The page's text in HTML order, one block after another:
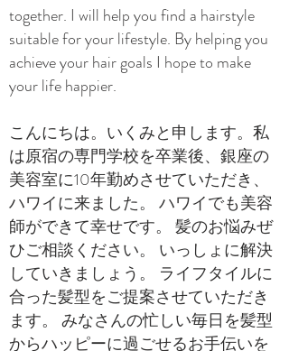
together. I will help you find a hairstyle
suitable for your lifestyle. By helping you
achieve your hair goals I hope to make
your life happier.
こんにちは。いくみと申します。私
は原宿の専門学校を卒業後、銀座の
美容室に10年勤めさせていただき、
ハワイに来ました。 ハワイでも美容
師ができて幸せです。 髪のお悩みぜ
ひご相談ください。 いっしょに解決
していきましょう。 ライフタイルに
合った髪型をご提案させていただき
ます。 みなさんの忙しい毎日を髪型
からハッピーに過ごせるお手伝いを